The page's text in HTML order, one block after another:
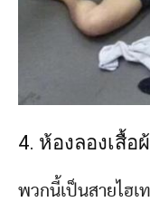
4. ห้องลองเสื้อ
พวกนี้เป็นสายไฮ